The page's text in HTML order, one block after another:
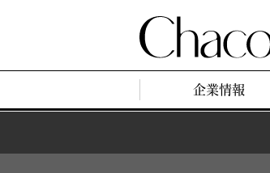
企業情報